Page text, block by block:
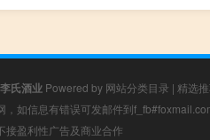
李氏酒业 Powered by 网站分类目录 | 精选
，如信息有错误可发邮件到
接盈利性广告及商业合作